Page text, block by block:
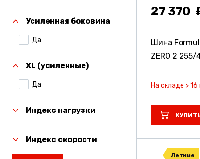
Усиленная боковина
Да
XL (усиленные)
Да
Индекс нагрузки
Индекс скорости
27 370
Шина
ZERO 2 255/
На складе >
Летние